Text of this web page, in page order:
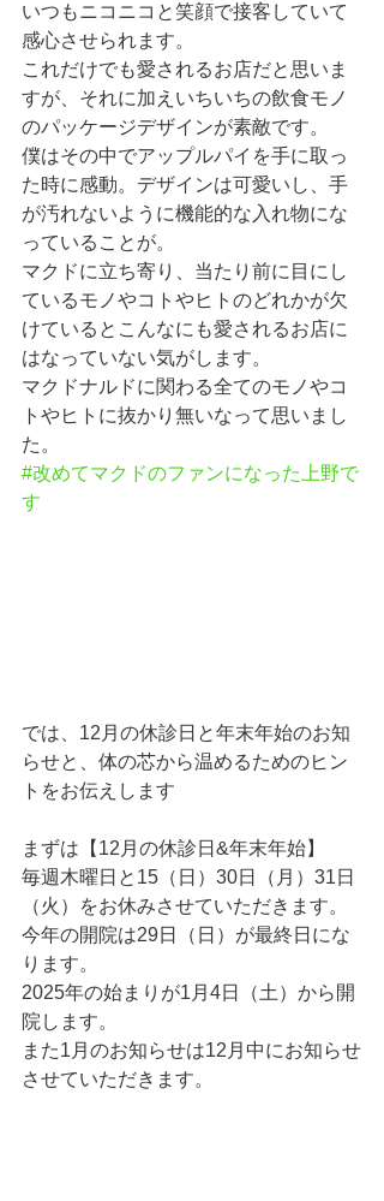
いつもニコニコと笑顔で接客していて
感心させられます。
これだけでも愛されるお店だと思いま
すが、それに加えいちいちの飲食モノ
のパッケージデザインが素敵です。
僕はその中でアップルパイを手に取っ
た時に感動。デザインは可愛いし、手
が汚れないように機能的な入れ物にな
っていることが。
マクドに立ち寄り、当たり前に目にし
ているモノやコトやヒトのどれかが欠
けているとこんなにも愛されるお店に
はなっていない気がします。
マクドナルドに関わる全てのモノやコ
トやヒトに抜かり無いなって思いまし
た。
#改めてマクドのファンになった上野で
す
では、12月の休診日と年末年始のお知
らせと、体の芯から温めるためのヒン
トをお伝えします
まずは【12月の休診日&年末年始】
毎週木曜日と15（日）30日（月）31日
（火）をお休みさせていただきます。
今年の開院は29日（日）が最終日にな
ります。
2025年の始まりが1月4日（土）から開
院します。
また1月のお知らせは12月中にお知らせ
させていただきます。